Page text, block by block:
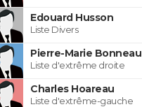
Edouard Husson
Liste Divers
Pierre-Marie Bonneau
Liste d'extrême droite
Charles Hoareau
Liste d'extrême-gauche